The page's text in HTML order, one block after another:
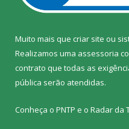
Muito mais que criar site ou
Realizamos uma assessoria
contrato que todas as
pública serão atendidas.
Conheça o PNTP e o Radar da